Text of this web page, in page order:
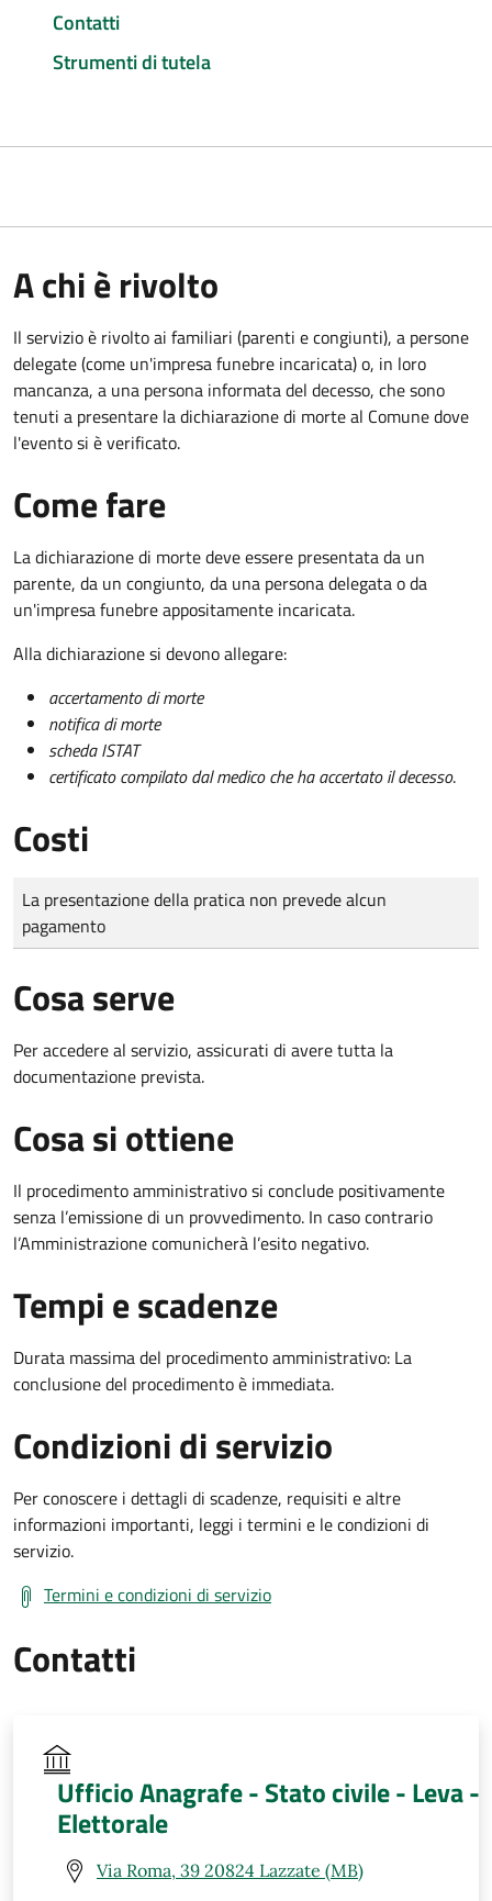
Contatti
Strumenti di tutela
A chi è rivolto
Il servizio è rivolto ai familiari (parenti e congiunti), a persone
delegate (come un'impresa funebre incaricata) o, in loro
mancanza, a una persona informata del decesso, che sono
tenuti a presentare la dichiarazione di morte al Comune dove
l'evento si è verificato.
Come fare
La dichiarazione di morte deve essere presentata da un
parente, da un congiunto, da una persona delegata o da
un'impresa funebre appositamente incaricata.
Alla dichiarazione si devono allegare:
accertamento di morte
notifica di morte
scheda ISTAT
certificato compilato dal medico che ha accertato il decesso.
Costi
Tipo di pagamento
Importo
La presentazione della pratica non prevede alcun
pagamento
Cosa serve
Per accedere al servizio, assicurati di avere tutta la
documentazione prevista.
Cosa si ottiene
Il procedimento amministrativo si conclude positivamente
senza l’emissione di un provvedimento. In caso contrario
l’Amministrazione comunicherà l’esito negativo.
Tempi e scadenze
Durata massima del procedimento amministrativo: La
conclusione del procedimento è immediata.
Condizioni di servizio
Per conoscere i dettagli di scadenze, requisiti e altre
informazioni importanti, leggi i termini e le condizioni di
servizio.
Termini e condizioni di servizio
Contatti
Ufficio Anagrafe - Stato civile - Leva -
Elettorale
Via Roma, 39 20824 Lazzate (MB)